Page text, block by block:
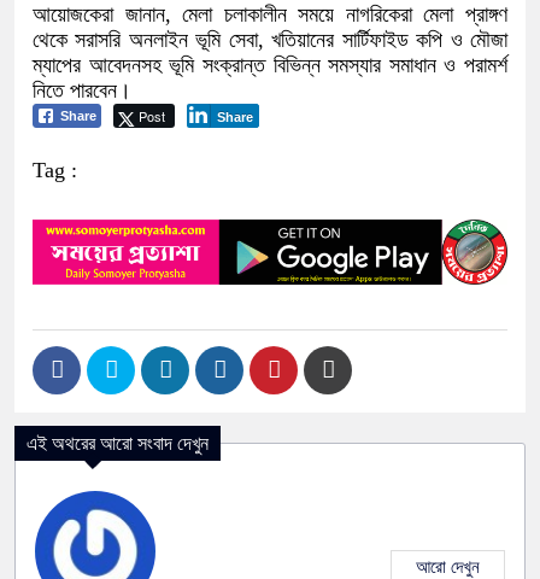
‎​আয়োজকেরা জানান, মেলা চলাকালীন সময়ে নাগরিকেরা মেলা প্রাঙ্গণ
থেকে সরাসরি অনলাইন ভূমি সেবা, খতিয়ানের সার্টিফাইড কপি ও মৌজা
ম্যাপের আবেদনসহ ভূমি সংক্রান্ত বিভিন্ন সমস্যার সমাধান ও পরামর্শ
নিতে পারবেন।
Share Post Share
Tag :
এই অথরের আরো সংবাদ দেখুন
আরো দেখুন